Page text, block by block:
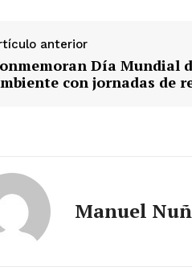
anterior
Día Mundial
con jornadas de
Manuel